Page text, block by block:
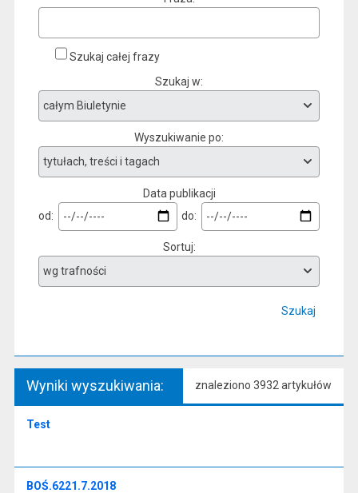
Szukaj całej frazy
Szukaj w
Wyszukiwanie po
Data publikacji
od:
do:
Sortuj
Szukaj
Wyniki wyszukiwania: znaleziono 3932 artykułów
Test
BOŚ.6221.7.2018